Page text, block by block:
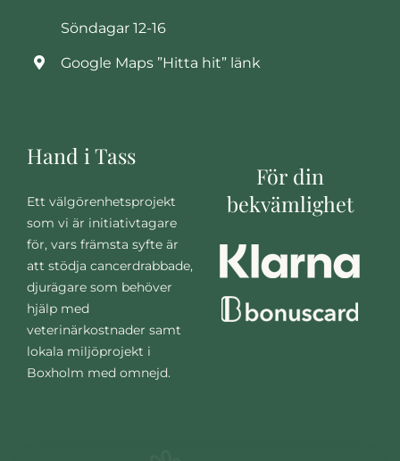
Söndagar 12-16
Google Maps ”Hitta hit” länk
Hand i Tass
Ett välgörenhetsprojekt
som vi är initiativtagare
för, vars främsta syfte är
att stödja cancerdrabbade,
djurägare som behöver
hjälp med
veterinärkostnader samt
lokala miljöprojekt i
Boxholm med omnejd.
För din
bekvämlighet